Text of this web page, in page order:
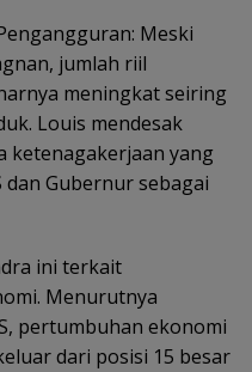
Meski
jumlah riil
meningkat seiring
Louis mendesak
ketenagakerjaan yang
Gubernur sebagai
ini terkait
Menurutnya
pertumbuhan ekonomi
dari posisi 15 besar